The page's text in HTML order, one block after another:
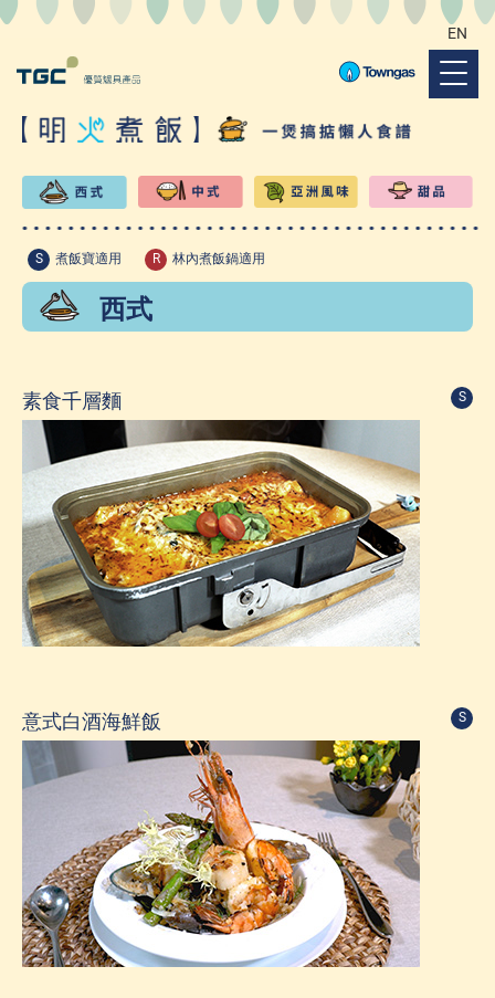
EN
S 煮飯寶適用 R 林內煮飯鍋適用
西式
素食千層麵 S
意式白酒海鮮飯 S